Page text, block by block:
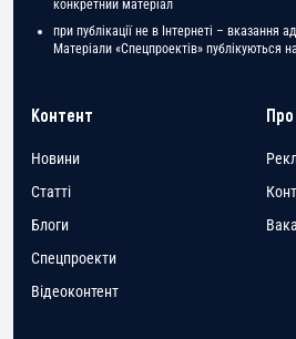
конкретний матеріал
при публікації не в Інтернеті – вказання
Матеріали «Спецпроектів» публікуються
Контент
Новини
Статті
Блоги
Спецпроекти
Відеоконтент